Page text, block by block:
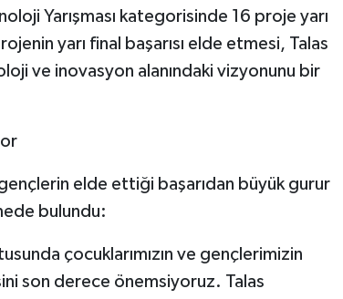
Yarışması kategorisinde 16 proje yarı
yarı final başarısı elde etmesi, Talas
ve inovasyon alanındaki vizyonunu bir
elde ettiği başarıdan büyük gurur
bulundu:
çocuklarımızın ve gençlerimizin
son derece önemsiyoruz. Talas